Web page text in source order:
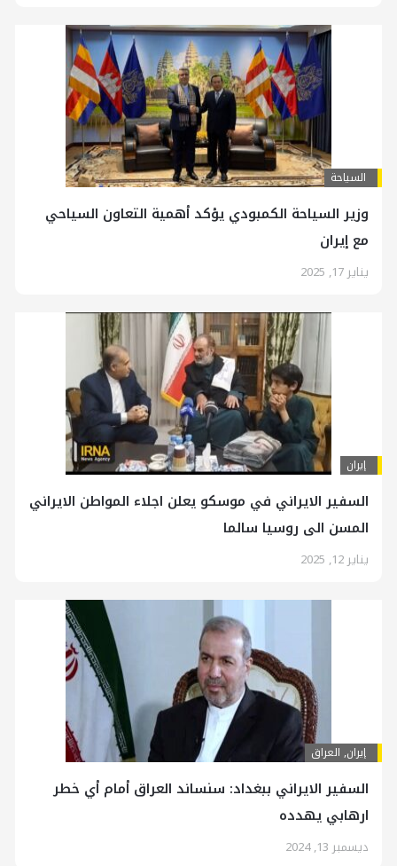
السياحة
وزير السياحة الكمبودي يؤكد أهمية التعاون السياحي
مع إيران
يناير 17, 2025
إيران
السفير الايراني في موسكو يعلن اجلاء المواطن الايراني
المسن الى روسيا سالما
يناير 12, 2025
إيران, العراق
السفير الايراني ببغداد: سنساند العراق أمام أي خطر
ارهابي يهدده
ديسمبر 13, 2024